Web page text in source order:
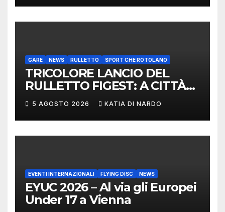
PROTAGONISTA AL
CONVEGNO TAFISA A
GARE NEWS RULLETTO SPORT CHE ROTOLANO
TRICOLORE LANCIO DEL
RULLETTO FIGEST: A CITTÀ
DI CASTELLO VINCONO
MARCHIGIANI ED UMBRI
5 AGOSTO 2026 KATIA DI NARDO
EVENTI INTERNAZIONALI FLYING DISC NEWS
EYUC 2026 – Al via gli Europei
Under 17 a Vienna